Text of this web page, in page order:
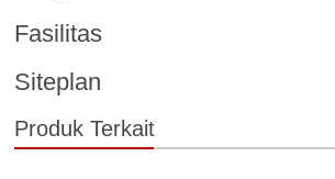
Fasilitas
Siteplan
Produk Terkait